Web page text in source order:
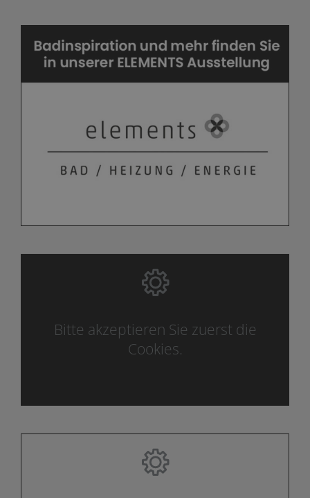
Bitte akzeptieren Sie zuerst die
Cookies.